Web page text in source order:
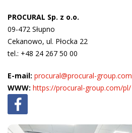
PROCURAL Sp. z o.o.
09-472 Słupno
Cekanowo, ul. Płocka 22
tel.: +48 24 267 50 00
E-mail: procural@procural-group.com
WWW: https://procural-group.com/pl/